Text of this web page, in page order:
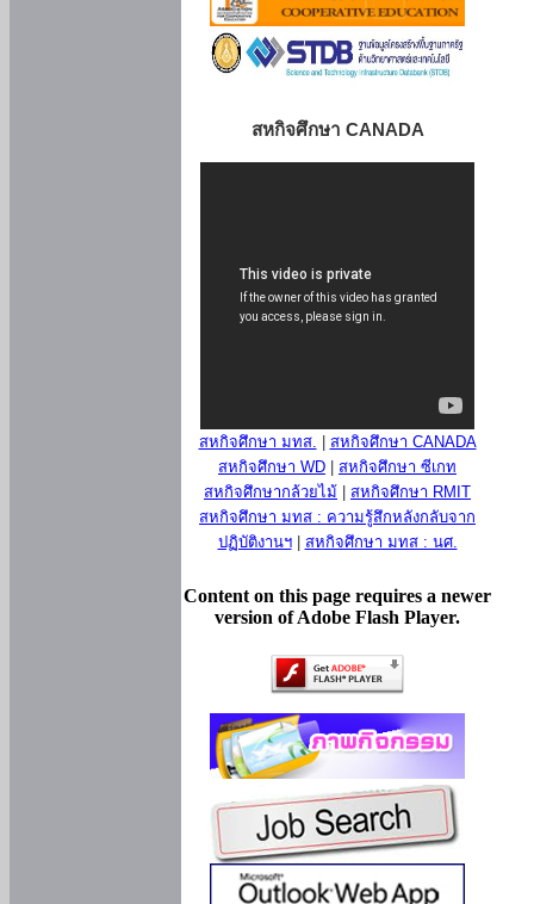
สหกิจศึกษา CANADA
สหกิจศึกษา มทส.
สหกิจศึกษา CANADA
สหกิจศึกษา WD
สหกิจศึกษา ซีเกท
สหกิจศึกษากล้วยไม้
สหกิจศึกษา RMIT
สหกิจศึกษา มทส : ความรู้สึกหลังกลับจาก
ปฏิบัติงานฯ| สหกิจศึกษา มทส : นศ.
Content on this page requires a newer
version of Adobe Flash Player.